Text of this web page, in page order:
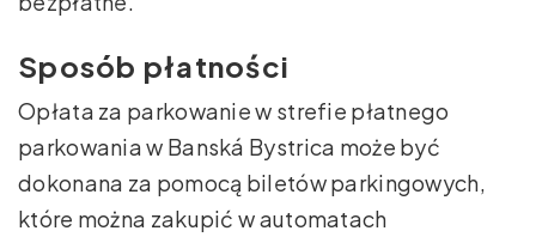
Sposób płatności
Opłata za parkowanie w strefie płatnego
parkowania w Banská Bystrica może być
dokonana za pomocą biletów parkingowych,
które można zakupić w automatach